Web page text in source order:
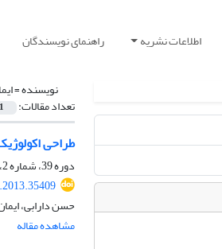
اطلاعات نشریه راهنمای نویسندگان
نویسنده =
تعداد مقالات: 1
طراحی
دوره 39، شماره 2، تابستان 1392، صفحه
حسن دارابی،
مشاهده مقاله